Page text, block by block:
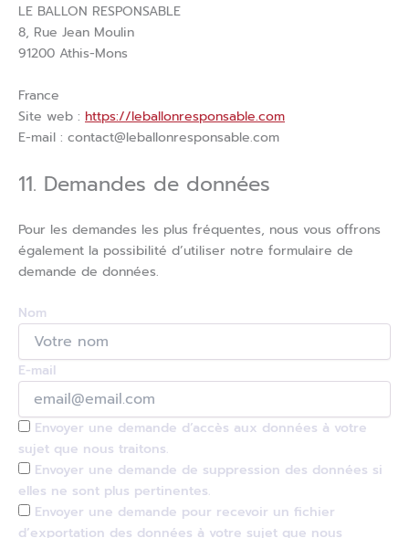
LE BALLON RESPONSABLE
​8, Rue Jean Moulin
91200 Athis-Mons
France
Site web : https://leballonresponsable.com
E-mail : contact@leballonresponsable.com
11. Demandes de données
Pour les demandes les plus fréquentes, nous vous offrons
également la possibilité d’utiliser notre formulaire de
demande de données.
Nom
E-mail
Envoyer une demande d’accès aux données à votre
sujet que nous traitons.
Envoyer une demande de suppression des données si
elles ne sont plus pertinentes.
Envoyer une demande pour recevoir un fichier
d’exportation des données à votre sujet que nous